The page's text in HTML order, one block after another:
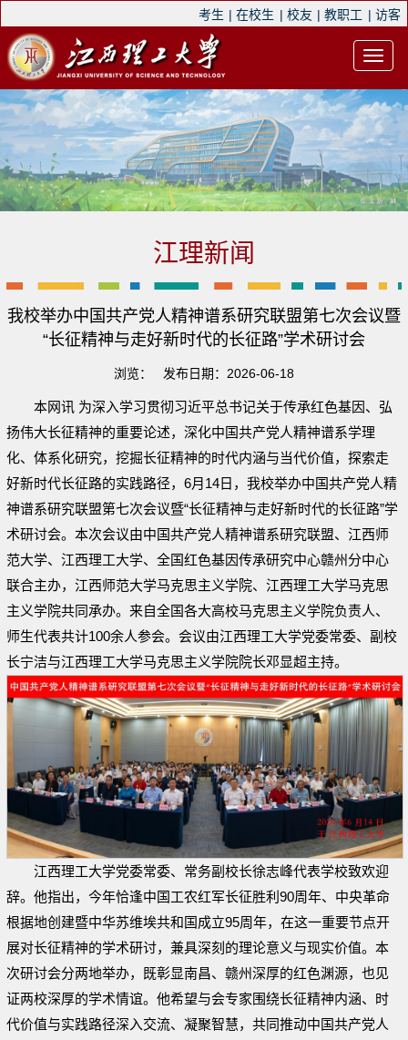
考生 | 在校生 | 校友 | 教职工 | 访客
江理新闻
我校举办中国共产党人精神谱系研究联盟第七次会议暨
“长征精神与走好新时代的长征路”学术研讨会
浏览： 发布日期：2026-06-18
本网讯 为深入学习贯彻习近平总书记关于传承红色基因、弘
扬伟大长征精神的重要论述，深化中国共产党人精神谱系学理
化、体系化研究，挖掘长征精神的时代内涵与当代价值，探索走
好新时代长征路的实践路径，6月14日，我校举办中国共产党人精
神谱系研究联盟第七次会议暨“长征精神与走好新时代的长征路”学
术研讨会。本次会议由中国共产党人精神谱系研究联盟、江西师
范大学、江西理工大学、全国红色基因传承研究中心赣州分中心
联合主办，江西师范大学马克思主义学院、江西理工大学马克思
主义学院共同承办。来自全国各大高校马克思主义学院负责人、
师生代表共计100余人参会。会议由江西理工大学党委常委、副校
长宁洁与江西理工大学马克思主义学院院长邓显超主持。
江西理工大学党委常委、常务副校长徐志峰代表学校致欢迎
辞。他指出，今年恰逢中国工农红军长征胜利90周年、中央革命
根据地创建暨中华苏维埃共和国成立95周年，在这一重要节点开
展对长征精神的学术研讨，兼具深刻的理论意义与现实价值。本
次研讨会分两地举办，既彰显南昌、赣州深厚的红色渊源，也见
证两校深厚的学术情谊。他希望与会专家围绕长征精神内涵、时
代价值与实践路径深入交流、凝聚智慧，共同推动中国共产党人